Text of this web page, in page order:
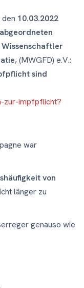
10.03.2022
, (MWGFD) e.V.:
sind
zur-impfpflicht?
war
von
länger zu
genauso wie